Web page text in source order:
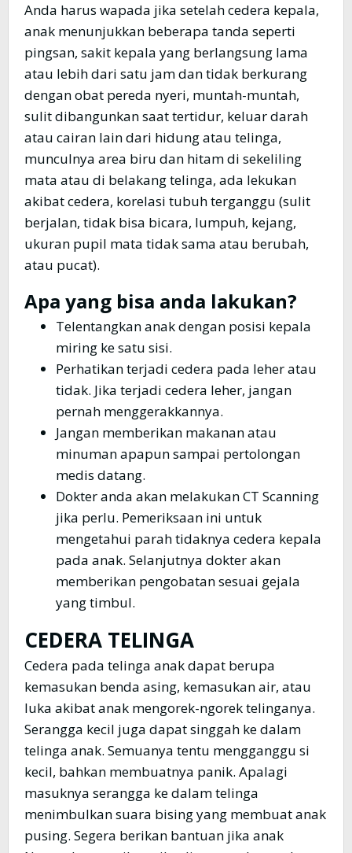
Anda harus wapada jika setelah cedera kepala,
anak menunjukkan beberapa tanda seperti
pingsan, sakit kepala yang berlangsung lama
atau lebih dari satu jam dan tidak berkurang
dengan obat pereda nyeri, muntah-muntah,
sulit dibangunkan saat tertidur, keluar darah
atau cairan lain dari hidung atau telinga,
munculnya area biru dan hitam di sekeliling
mata atau di belakang telinga, ada lekukan
akibat cedera, korelasi tubuh terganggu (sulit
berjalan, tidak bisa bicara, lumpuh, kejang,
ukuran pupil mata tidak sama atau berubah,
atau pucat).
Apa yang bisa anda lakukan?
Telentangkan anak dengan posisi kepala
miring ke satu sisi.
Perhatikan terjadi cedera pada leher atau
tidak. Jika terjadi cedera leher, jangan
pernah menggerakkannya.
Jangan memberikan makanan atau
minuman apapun sampai pertolongan
medis datang.
Dokter anda akan melakukan CT Scanning
jika perlu. Pemeriksaan ini untuk
mengetahui parah tidaknya cedera kepala
pada anak. Selanjutnya dokter akan
memberikan pengobatan sesuai gejala
yang timbul.
CEDERA TELINGA
Cedera pada telinga anak dapat berupa
kemasukan benda asing, kemasukan air, atau
luka akibat anak mengorek-ngorek telinganya.
Serangga kecil juga dapat singgah ke dalam
telinga anak. Semuanya tentu mengganggu si
kecil, bahkan membuatnya panik. Apalagi
masuknya serangga ke dalam telinga
menimbulkan suara bising yang membuat anak
pusing. Segera berikan bantuan jika anak